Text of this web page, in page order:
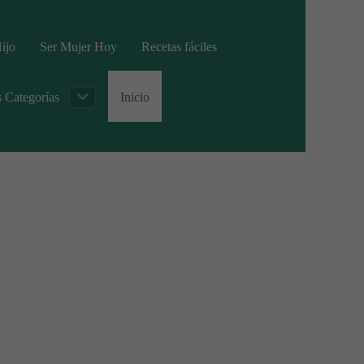
Ser Mujer Hoy Recetas fáciles
Categorías Inicio